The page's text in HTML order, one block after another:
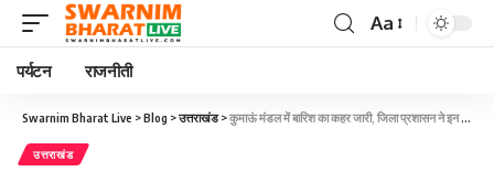
Aa
पर्यटन राजनीती
Swarnim Bharat Live >Blog >उत्तराखंड>कुमाऊं मंडल में बारिश का कहर जारी, जिला प्रशासन ने इन तीन जिलों में स्कूल बंद रखने के दिए आदेश
उत्तराखंड